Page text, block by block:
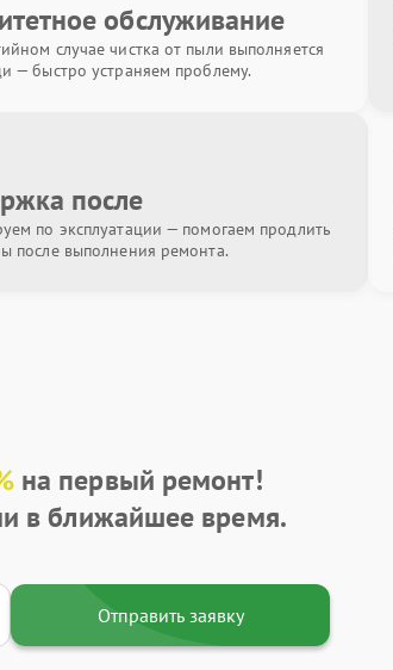
обслуживание
случае чистка от пыли выполняется
— быстро устраняем проблему.
после
по эксплуатации — помогаем продлить
после выполнения ремонта.
на первый ремонт!
в ближайшее время.
Отправить заявку